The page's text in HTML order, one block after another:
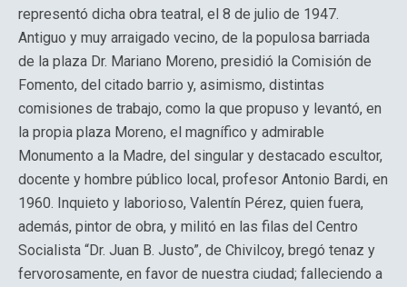
representó dicha obra teatral, el 8 de julio de 1947.
Antiguo y muy arraigado vecino, de la populosa barriada
de la plaza Dr. Mariano Moreno, presidió la Comisión de
Fomento, del citado barrio y, asimismo, distintas
comisiones de trabajo, como la que propuso y levantó, en
la propia plaza Moreno, el magnífico y admirable
Monumento a la Madre, del singular y destacado escultor,
docente y hombre público local, profesor Antonio Bardi, en
1960. Inquieto y laborioso, Valentín Pérez, quien fuera,
además, pintor de obra, y militó en las filas del Centro
Socialista “Dr. Juan B. Justo”, de Chivilcoy, bregó tenaz y
fervorosamente, en favor de nuestra ciudad; falleciendo a